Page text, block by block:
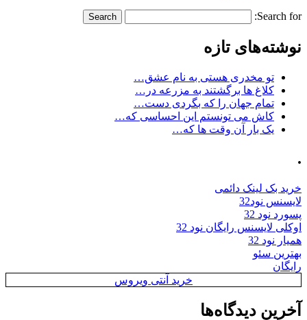
Search for:
نوشته‌های تازه
تو مخدری هستی به نام عشق…
کلاغ ها برگشتند به مزرعه در…
تمام جهان را که بگردی دست…
کاش می تونستم این احساسی که…
یک بار آن وقت ها که…
.
خرید بک لینک دائمی
لایسنس نود32
پسورد نود 32
اوکلی لایسنس رایگان نود 32
همیار نود 32
بهترین سئو
رایگان
خرید آنتی ویروس
آخرین دیدگاه‌ها